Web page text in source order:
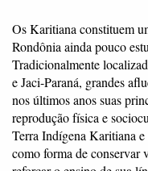
Os Karitiana constituem
Rondônia ainda pouco
Tradicionalmente
e Jaci-Paraná, grandes
nos últimos anos suas
reprodução física e
Terra Indígena Karitiana e
como forma de conservar